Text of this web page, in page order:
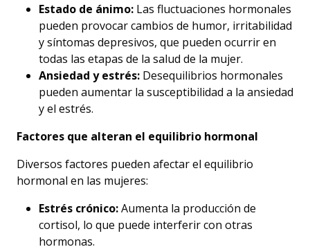
Estado de ánimo: Las fluctuaciones hormonales
pueden provocar cambios de humor, irritabilidad
y síntomas depresivos, que pueden ocurrir en
todas las etapas de la salud de la mujer.
Ansiedad y estrés: Desequilibrios hormonales
pueden aumentar la susceptibilidad a la ansiedad
y el estrés.
Factores que alteran el equilibrio hormonal
Diversos factores pueden afectar el equilibrio
hormonal en las mujeres:
Estrés crónico:Aumenta la producción de
cortisol, lo que puede interferir con otras
hormonas.